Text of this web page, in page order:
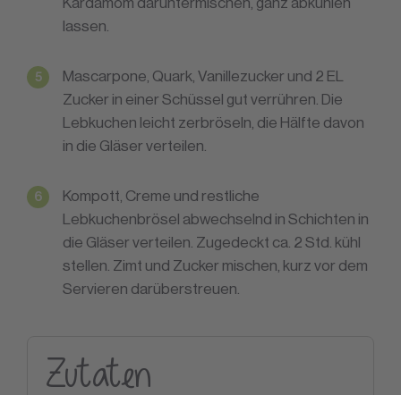
lassen.
Mascarpone, Quark, Vanillezucker und 2 EL
Zucker in einer Schüssel gut verrühren. Die
Lebkuchen leicht zerbröseln, die Hälfte davon
in die Gläser verteilen.
Kompott, Creme und restliche
Lebkuchenbrösel abwechselnd in Schichten in
die Gläser verteilen. Zugedeckt ca. 2 Std. kühl
stellen. Zimt und Zucker mischen, kurz vor dem
Servieren darüberstreuen.
Zutaten